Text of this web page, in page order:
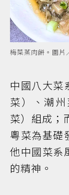
梅菜蒸肉餅。圖
中國八大菜
菜）、潮
菜）組成；
粵菜為基礎
他中國菜系
的精神。